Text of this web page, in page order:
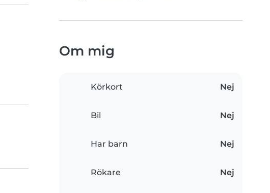
Om mig
Körkort Nej
Bil Nej
Har barn Nej
Rökare Nej